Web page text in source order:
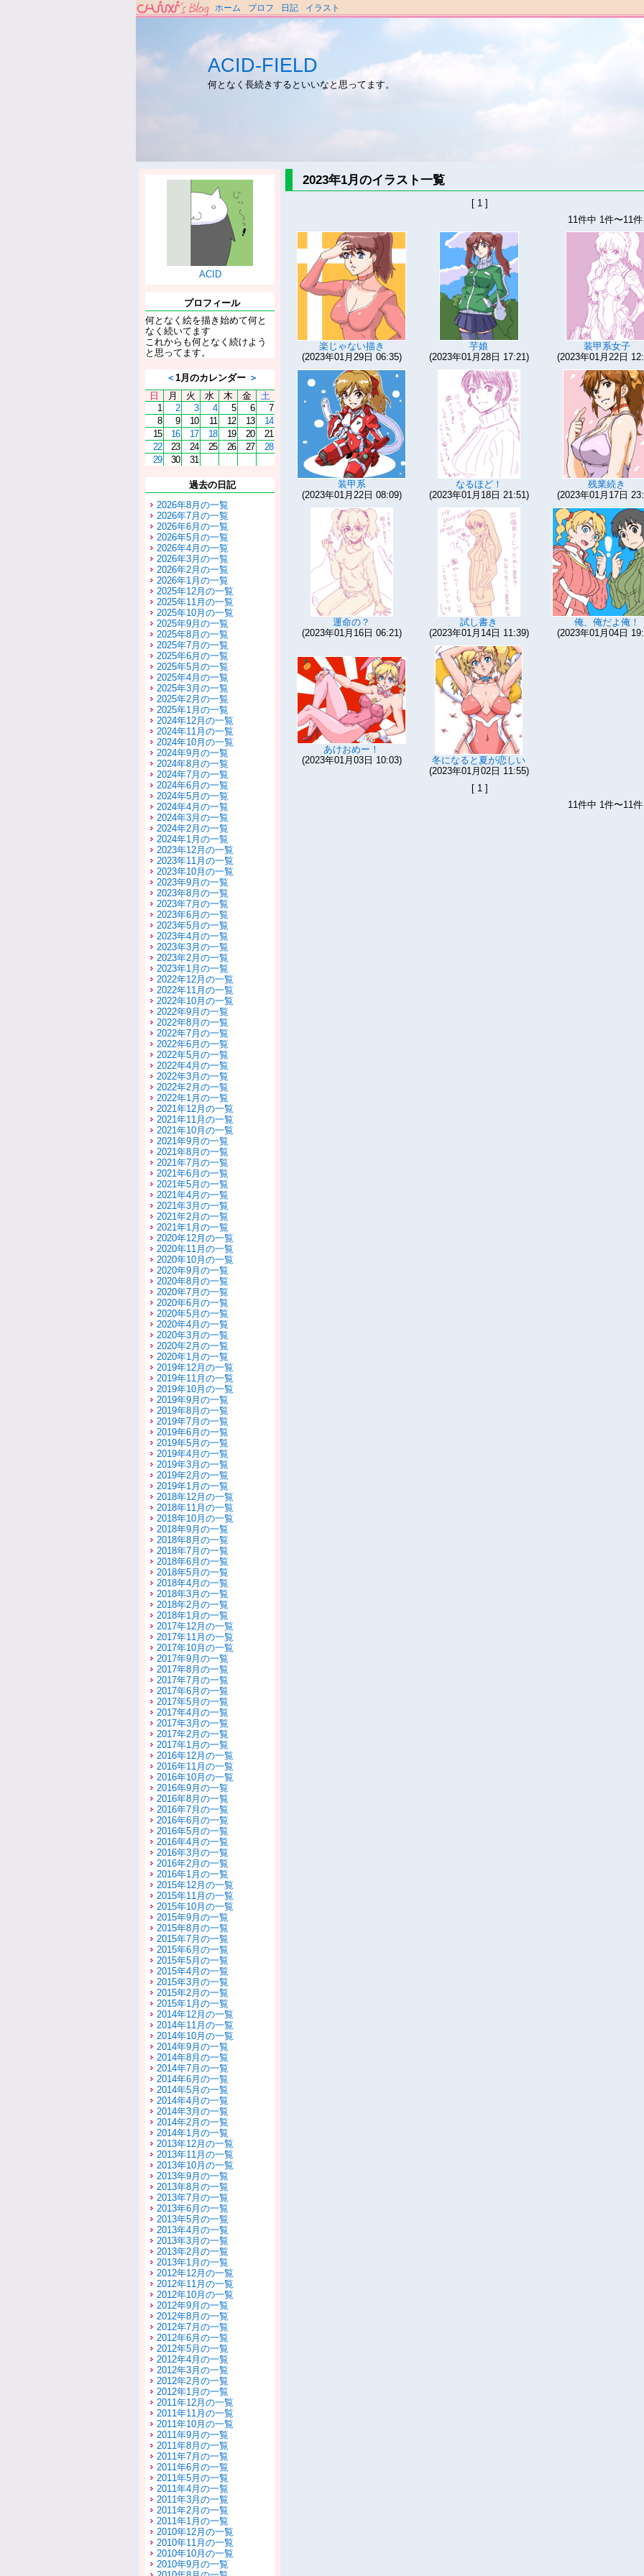
ホーム プロフ 日記 イラスト
ACID-FIELD
何となく長続きするといいなと思ってます。
ACID
プロフィール
何となく絵を描き始めて何と
なく続いてます
これからも何となく続けよう
と思ってます。
＜1月のカレンダー ＞
日
月 火 水 木 金
土
1
2 3 4 5 6
7
8
9 10 11 12 13
14
15
16 17 18 19 20
21
22
23 24 25 26 27
28
29
30 31
過去の日記
2026年8月の一覧
2026年7月の一覧
2026年6月の一覧
2026年5月の一覧
2026年4月の一覧
2026年3月の一覧
2026年2月の一覧
2026年1月の一覧
2025年12月の一覧
2025年11月の一覧
2025年10月の一覧
2025年9月の一覧
2025年8月の一覧
2025年7月の一覧
2025年6月の一覧
2025年5月の一覧
2025年4月の一覧
2025年3月の一覧
2025年2月の一覧
2025年1月の一覧
2024年12月の一覧
2024年11月の一覧
2024年10月の一覧
2024年9月の一覧
2024年8月の一覧
2024年7月の一覧
2024年6月の一覧
2024年5月の一覧
2024年4月の一覧
2024年3月の一覧
2024年2月の一覧
2024年1月の一覧
2023年12月の一覧
2023年11月の一覧
2023年10月の一覧
2023年9月の一覧
2023年8月の一覧
2023年7月の一覧
2023年6月の一覧
2023年5月の一覧
2023年4月の一覧
2023年3月の一覧
2023年2月の一覧
2023年1月の一覧
2022年12月の一覧
2022年11月の一覧
2022年10月の一覧
2022年9月の一覧
2022年8月の一覧
2022年7月の一覧
2022年6月の一覧
2022年5月の一覧
2022年4月の一覧
2022年3月の一覧
2022年2月の一覧
2022年1月の一覧
2021年12月の一覧
2021年11月の一覧
2021年10月の一覧
2021年9月の一覧
2021年8月の一覧
2021年7月の一覧
2021年6月の一覧
2021年5月の一覧
2021年4月の一覧
2021年3月の一覧
2021年2月の一覧
2021年1月の一覧
2020年12月の一覧
2020年11月の一覧
2020年10月の一覧
2020年9月の一覧
2020年8月の一覧
2020年7月の一覧
2020年6月の一覧
2020年5月の一覧
2020年4月の一覧
2020年3月の一覧
2020年2月の一覧
2020年1月の一覧
2019年12月の一覧
2019年11月の一覧
2019年10月の一覧
2019年9月の一覧
2019年8月の一覧
2019年7月の一覧
2019年6月の一覧
2019年5月の一覧
2019年4月の一覧
2019年3月の一覧
2019年2月の一覧
2019年1月の一覧
2018年12月の一覧
2018年11月の一覧
2018年10月の一覧
2018年9月の一覧
2018年8月の一覧
2018年7月の一覧
2018年6月の一覧
2018年5月の一覧
2018年4月の一覧
2018年3月の一覧
2018年2月の一覧
2018年1月の一覧
2017年12月の一覧
2017年11月の一覧
2017年10月の一覧
2017年9月の一覧
2017年8月の一覧
2017年7月の一覧
2017年6月の一覧
2017年5月の一覧
2017年4月の一覧
2017年3月の一覧
2017年2月の一覧
2017年1月の一覧
2016年12月の一覧
2016年11月の一覧
2016年10月の一覧
2016年9月の一覧
2016年8月の一覧
2016年7月の一覧
2016年6月の一覧
2016年5月の一覧
2016年4月の一覧
2016年3月の一覧
2016年2月の一覧
2016年1月の一覧
2015年12月の一覧
2015年11月の一覧
2015年10月の一覧
2015年9月の一覧
2015年8月の一覧
2015年7月の一覧
2015年6月の一覧
2015年5月の一覧
2015年4月の一覧
2015年3月の一覧
2015年2月の一覧
2015年1月の一覧
2014年12月の一覧
2014年11月の一覧
2014年10月の一覧
2014年9月の一覧
2014年8月の一覧
2014年7月の一覧
2014年6月の一覧
2014年5月の一覧
2014年4月の一覧
2014年3月の一覧
2014年2月の一覧
2014年1月の一覧
2013年12月の一覧
2013年11月の一覧
2013年10月の一覧
2013年9月の一覧
2013年8月の一覧
2013年7月の一覧
2013年6月の一覧
2013年5月の一覧
2013年4月の一覧
2013年3月の一覧
2013年2月の一覧
2013年1月の一覧
2012年12月の一覧
2012年11月の一覧
2012年10月の一覧
2012年9月の一覧
2012年8月の一覧
2012年7月の一覧
2012年6月の一覧
2012年5月の一覧
2012年4月の一覧
2012年3月の一覧
2012年2月の一覧
2012年1月の一覧
2011年12月の一覧
2011年11月の一覧
2011年10月の一覧
2011年9月の一覧
2011年8月の一覧
2011年7月の一覧
2011年6月の一覧
2011年5月の一覧
2011年4月の一覧
2011年3月の一覧
2011年2月の一覧
2011年1月の一覧
2010年12月の一覧
2010年11月の一覧
2010年10月の一覧
2010年9月の一覧
2023年1月のイラスト一覧
[ 1 ]
11件中 1件〜11
楽じゃない描き
(2023年01月29日 06:35)
芋娘
(2023年01月28日 17:21)
装甲系女子
(2023年01月22日
装甲系
(2023年01月22日 08:09)
なるほど！
(2023年01月18日 21:51)
残業続き
(2023年01月17日
運命の？
(2023年01月16日 06:21)
試し書き
(2023年01月14日 11:39)
俺、俺だよ俺！
(2023年01月04日
あけおめー！
(2023年01月03日 10:03)
冬になると夏が恋しい
(2023年01月02日 11:55)
[ 1 ]
11件中 1件〜11